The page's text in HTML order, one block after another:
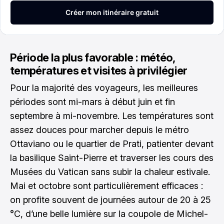
Période la plus favorable : météo,
températures et visites à privilégier
Pour la majorité des voyageurs, les meilleures
périodes sont mi-mars à début juin et fin
septembre à mi-novembre. Les températures sont
assez douces pour marcher depuis le métro
Ottaviano ou le quartier de Prati, patienter devant
la basilique Saint-Pierre et traverser les cours des
Musées du Vatican sans subir la chaleur estivale.
Mai et octobre sont particulièrement efficaces :
on profite souvent de journées autour de 20 à 25
°C, d’une belle lumière sur la coupole de Michel-